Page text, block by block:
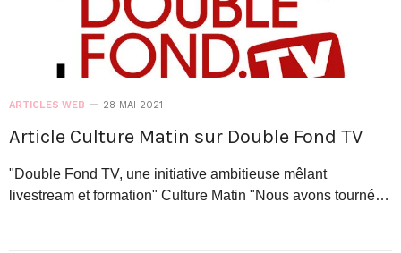
ARTICLES WEB 28 MAI 2021
Article Culture Matin sur Double Fond TV
"Double Fond TV, une initiative ambitieuse mêlant
livestream et formation" Culture Matin "Nous avons tourné…